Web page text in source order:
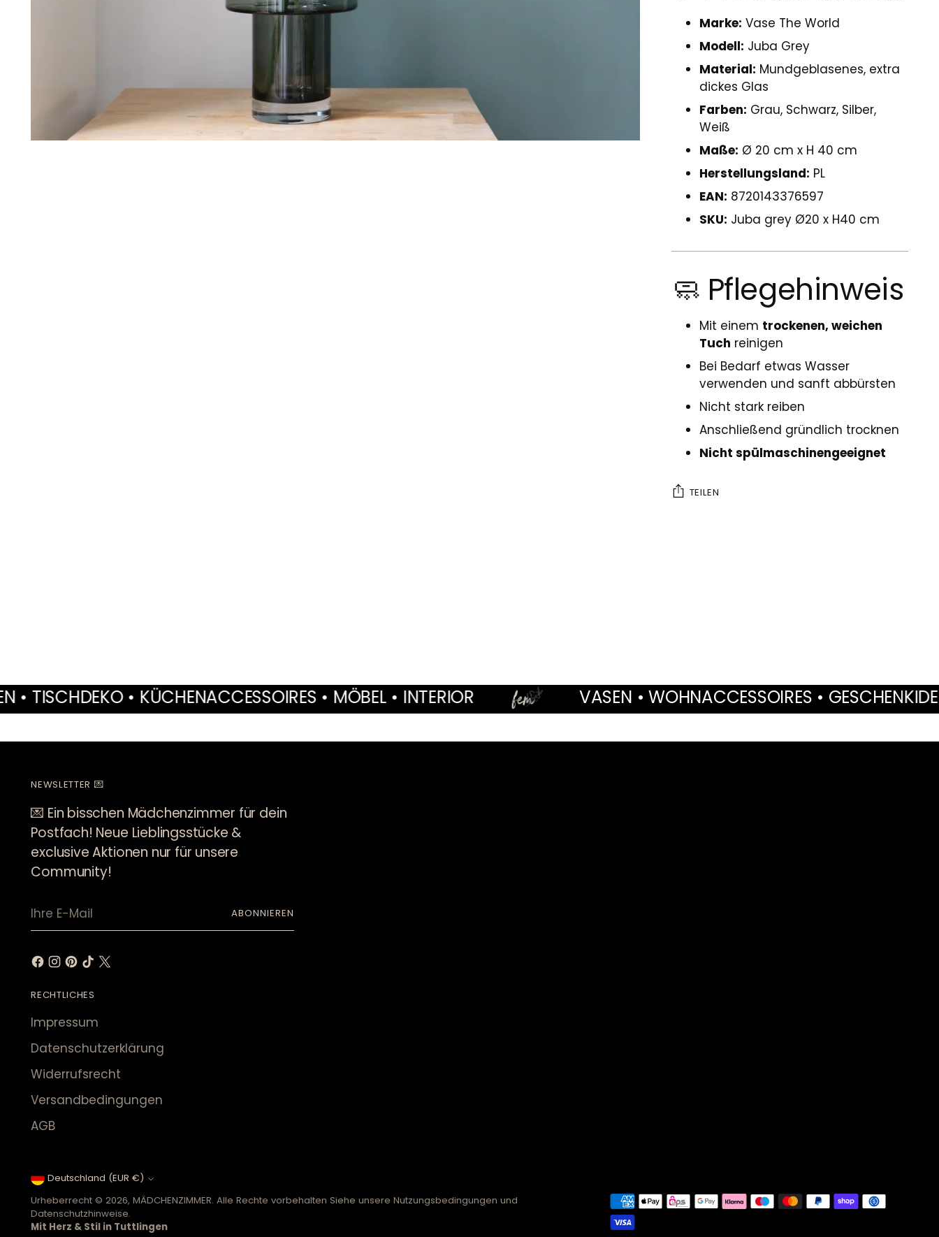
Marke: Vase The World
Modell: Juba Grey
Material: Mundgeblasenes, extra
dickes Glas
Farben: Grau, Schwarz, Silber,
Weiß
Maße: Ø 20 cm x H 40 cm
Herstellungsland: PL
EAN: 8720143376597
SKU: Juba grey Ø20 x H40 cm
🧼 Pflegehinweis
Mit einem trockenen, weichen
Tuch reinigen
Bei Bedarf etwas Wasser
verwenden und sanft abbürsten
Nicht stark reiben
Anschließend gründlich trocknen
Nicht spülmaschinengeeignet
TEILEN
• KÜCHENACCESSOIRES • MÖBEL • INTERIOR VASEN • WOHNACCESSOIRES • GESCHENKIDEEN •
NEWSLETTER 💌
💌 Ein bisschen Mädchenzimmer für dein
Postfach! Neue Lieblingsstücke &
exclusive Aktionen nur für unsere
Community!
E-
ABONNIEREN
RECHTLICHES
Impressum
Datenschutzerklärung
Widerrufsrecht
Versandbedingungen
AGB
Währung
Deutschland (EUR €)
Urheberrecht © 2026,MÄDCHENZIMMER. Alle Rechte vorbehalten Siehe unsere Nutzungsbedingungen und
Datenschutzhinweise.
Mit Herz & Stil in Tuttlingen